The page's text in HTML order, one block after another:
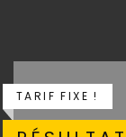
TARIF FIXE !